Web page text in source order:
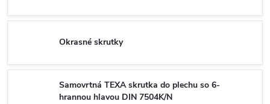
Okrasné skrutky
Samovrtná TEXA skrutka do plechu so 6-
hrannou hlavou DIN 7504K/N